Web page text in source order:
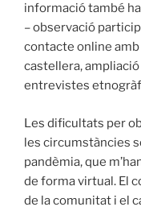
informació també
– observació
contacte online
castellera,
entrevistes
Les dificultats per
les circumstàncies
pandèmia, que
de forma virtual. El
de la comunitat i el